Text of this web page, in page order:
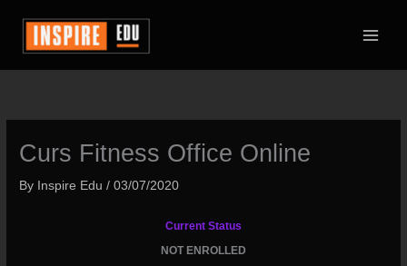
content
Curs Fitness Office Online
By Inspire Edu/03/07/2020
Current Status
NOT ENROLLED